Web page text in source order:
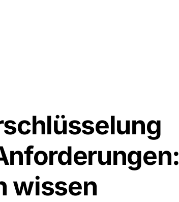
wissen